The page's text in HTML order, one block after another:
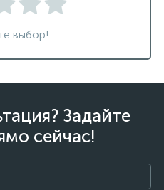
выбор!
Задайте
сейчас!